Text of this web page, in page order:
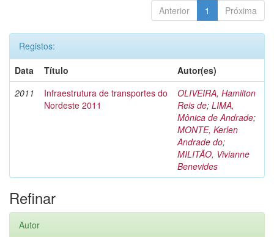
Anterior 1 Próxima
Registos:
Data
Título
Autor(es)
2011
Infraestrutura de transportes do
Nordeste 2011
OLIVEIRA, Hamilton
Reis de; LIMA,
Mônica de Andrade;
MONTE, Kerlen
Andrade do;
MILITÃO, Vivianne
Benevides
Refinar
Autor